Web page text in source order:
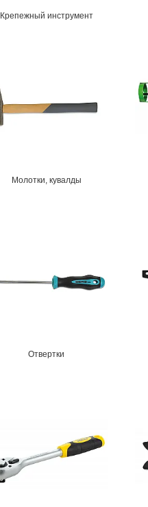
Крепежный инструмент
Молотки, кувалды
Отвертки